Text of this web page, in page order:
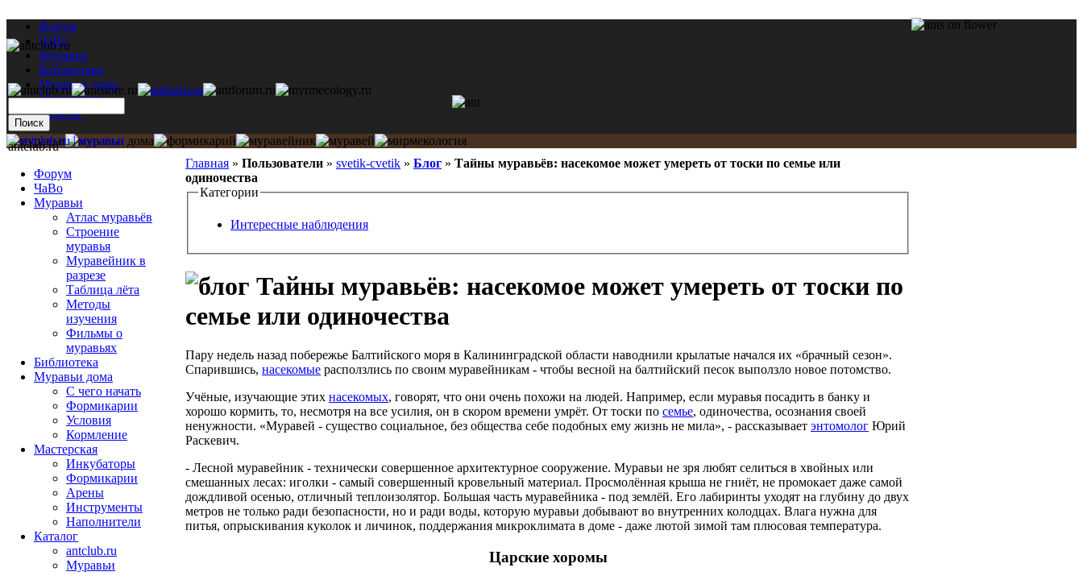
Форум
ЧаВо
Муравьи
Библиотека
Муравьи дома
Мастерская
Каталог
Главная » Пользователи » svetik-cvetik » Блог » Тайны муравьёв: насекомое может умереть от тоски по семье или
одиночества
Категории
Интересные наблюдения
Тайны муравьёв: насекомое может умереть от тоски по
семье или одиночества
Пару недель назад побережье Балтийского моря в Калининградской области наводнили крылатые начался их «брачный сезон».
Спарившись, насекомые расползлись по своим муравейникам - чтобы весной на балтийский песок выползло новое потомство.
Учёные, изучающие этих насекомых, говорят, что они очень похожи на людей. Например, если муравья посадить в банку и
хорошо кормить, то, несмотря на все усилия, он в скором времени умрёт. От тоски по семье, одиночества, осознания своей
ненужности. «Муравей - существо социальное, без общества себе подобных ему жизнь не мила», - рассказывает энтомолог Юрий
Раскевич.
- Лесной муравейник - технически совершенное архитектурное сооружение. Муравьи не зря любят селиться в хвойных или
смешанных лесах: иголки - самый совершенный кровельный материал. Просмолённая крыша не гниёт, не промокает даже самой
дождливой осенью, отличный теплоизолятор. Большая часть муравейника - под землёй. Его лабиринты уходят на глубину до двух
метров не только ради безопасности, но и ради воды, которую муравьи добывают во внутренних колодцах. Влага нужна для
питья, опрыскивания куколок и личинок, поддержания микроклимата в доме - даже лютой зимой там плюсовая температура.
Царские хоромы
antclub.ru
Форум
ЧаВо
Муравьи
Атлас муравьёв
Строение
муравья
Муравейник в
разрезе
Таблица лёта
Методы
изучения
Фильмы о
муравьях
Библиотека
Муравьи дома
С чего начать
Формикарии
Условия
Кормление
Мастерская
Инкубаторы
Формикарии
Арены
Инструменты
Наполнители
Каталог
antclub.ru
Муравьи